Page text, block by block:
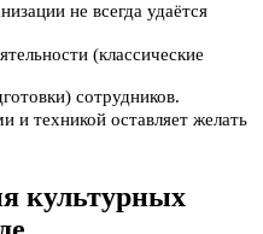
не всегда удаётся
(классические
сотрудников.
и техникой оставляет желать
культурных